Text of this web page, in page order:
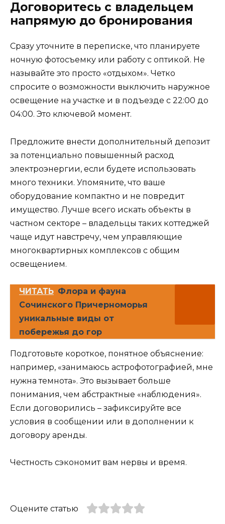
Договоритесь с владельцем
напрямую до бронирования
Сразу уточните в переписке, что планируете
ночную фотосъемку или работу с оптикой. Не
называйте это просто «отдыхом». Четко
спросите о возможности выключить наружное
освещение на участке и в подъезде с 22:00 до
04:00. Это ключевой момент.
Предложите внести дополнительный депозит
за потенциально повышенный расход
электроэнергии, если будете использовать
много техники. Упомяните, что ваше
оборудование компактно и не повредит
имущество. Лучше всего искать объекты в
частном секторе – владельцы таких коттеджей
чаще идут навстречу, чем управляющие
многоквартирных комплексов с общим
освещением.
ЧИТАТЬ Флора и фауна
Сочинского Причерноморья
уникальные виды от
побережья до гор
Подготовьте короткое, понятное объяснение:
например, «занимаюсь астрофотографией, мне
нужна темнота». Это вызывает больше
понимания, чем абстрактные «наблюдения».
Если договорились – зафиксируйте все
условия в сообщении или в дополнении к
договору аренды.
Честность сэкономит вам нервы и время.
Оцените статью